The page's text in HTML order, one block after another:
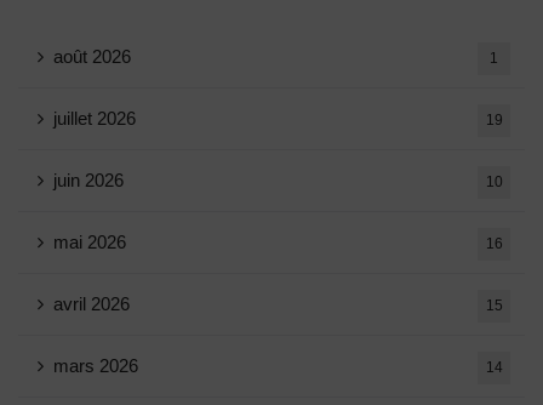
août 2026 1
juillet 2026 19
juin 2026 10
mai 2026 16
avril 2026 15
mars 2026 14